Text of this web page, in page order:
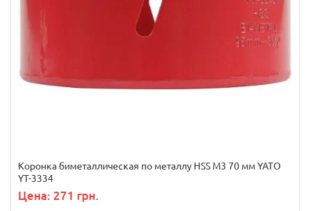
Коронка биметаллическая по металлу HSS M3 70 мм YATO
YT-3334
Цена: 271 грн.